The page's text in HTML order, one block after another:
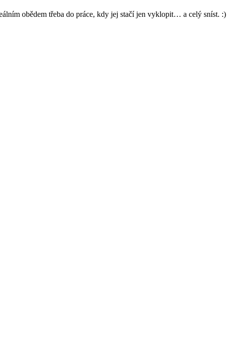
obědem třeba do práce, kdy jej stačí jen vyklopit… a celý sníst. :)